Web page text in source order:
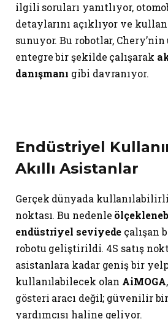
ilgili soruları yanıtlıyor,
detaylarını açıklıyor ve
sunuyor. Bu robotlar,
entegre bir şekilde çalışarak
danışmanı gibi davranıyor.
Endüstriyel
Akıllı Asistanlar
Gerçek dünyada
noktası. Bu nedenle
endüstriyel seviyede çalışan
robotu geliştirildi. 4S satış
asistanlara kadar geniş bir
kullanılabilecek olan AiMOGA
gösteri aracı değil; güvenilir
yardımcısı haline geliyor.